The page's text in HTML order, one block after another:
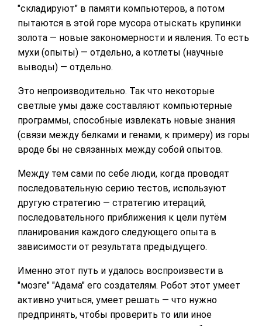
"складируют" в памяти компьютеров, а потом
пытаются в этой горе мусора отыскать крупинки
золота — новые закономерности и явления. То есть
мухи (опыты) — отдельно, а котлеты (научные
выводы) — отдельно.
Это непроизводительно. Так что некоторые
светлые умы даже составляют компьютерные
программы, способные извлекать новые знания
(связи между белками и генами, к примеру) из горы
вроде бы не связанных между собой опытов.
Между тем сами по себе люди, когда проводят
последовательную серию тестов, используют
другую стратегию — стратегию итераций,
последовательного приближения к цели путём
планирования каждого следующего опыта в
зависимости от результата предыдущего.
Именно этот путь и удалось воспроизвести в
"мозге" "Адама" его создателям. Робот этот умеет
активно учиться, умеет решать — что нужно
предпринять, чтобы проверить то или иное